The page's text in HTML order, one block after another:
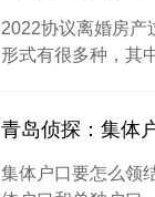
2022协议离婚房产
形式有很多种，其中
青岛侦探：集体
集体户口要怎么领